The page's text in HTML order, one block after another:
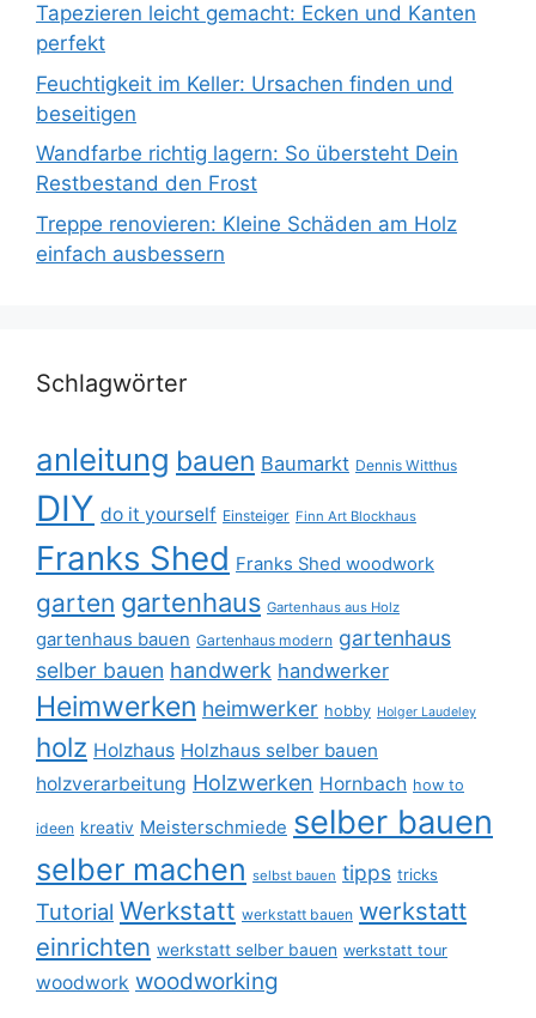
Tapezieren leicht gemacht: Ecken und Kanten
perfekt
Feuchtigkeit im Keller: Ursachen finden und
beseitigen
Wandfarbe richtig lagern: So übersteht Dein
Restbestand den Frost
Treppe renovieren: Kleine Schäden am Holz
einfach ausbessern
Schlagwörter
anleitung bauen Baumarkt Dennis Witthus
DIY do it yourself Einsteiger Finn Art Blockhaus
Franks Shed Franks Shed woodwork
garten gartenhaus Gartenhaus aus Holz
gartenhaus bauen Gartenhaus modern gartenhaus
selber bauen handwerk handwerker
Heimwerken heimwerker hobby Holger Laudeley
holz Holzhaus Holzhaus selber bauen
holzverarbeitung Holzwerken Hornbach how to
ideen kreativ Meisterschmiede selber bauen
selber machen selbst bauen tipps tricks
Tutorial Werkstatt werkstatt bauen werkstatt
einrichten werkstatt selber bauen werkstatt tour
woodwork woodworking